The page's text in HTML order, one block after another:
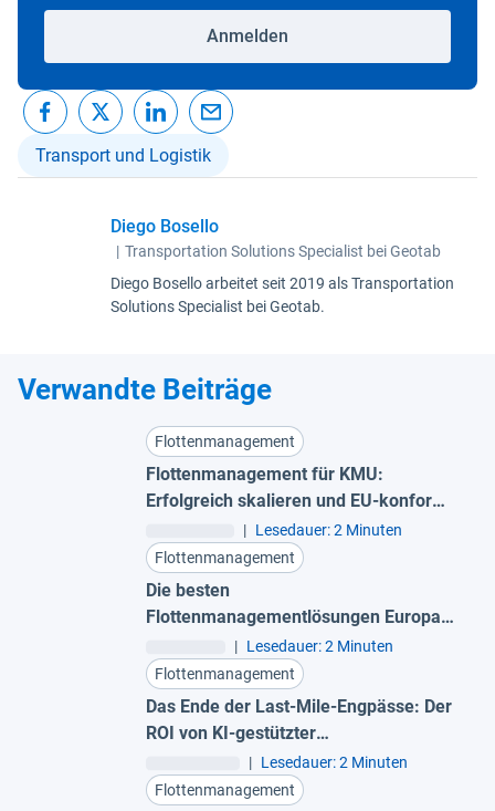
Anmelden
Transport und Logistik
Diego Bosello
| Transportation Solutions Specialist bei Geotab
Diego Bosello arbeitet seit 2019 als Transportation
Solutions Specialist bei Geotab.
Verwandte Beiträge
Flottenmanagement
Flottenmanagement für KMU:
Erfolgreich skalieren und EU-konform
| Lesedauer: 2 Minuten
Flottenmanagement
Die besten
Flottenmanagementlösungen Europas
| Lesedauer: 2 Minuten
Flottenmanagement
Das Ende der Last-Mile-Engpässe: Der
ROI von KI-gestützter
Routenoptimierung
| Lesedauer: 2 Minuten
Flottenmanagement